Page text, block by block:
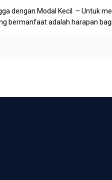
dengan Modal Kecil – Untuk
bermanfaat adalah harapan